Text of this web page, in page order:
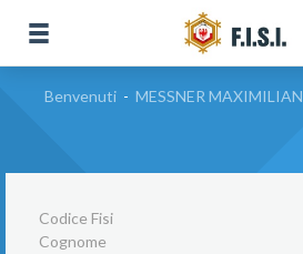
Benvenuti - MESSNER MAXIMILIAN
Codice Fisi
Cognome